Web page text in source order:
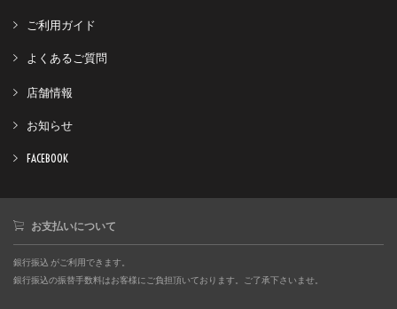
ご利用ガイド
よくあるご質問
店舗情報
お知らせ
FACEBOOK
お支払いについて
銀行振込 がご利用できます。
銀行振込の振替手数料はお客様にご負担頂いております。ご了承下さいませ。